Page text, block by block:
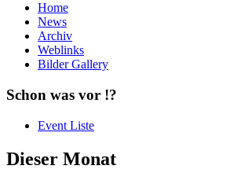
Home
News
Archiv
Weblinks
Bilder Gallery
Schon was vor !?
Event Liste
Dieser Monat